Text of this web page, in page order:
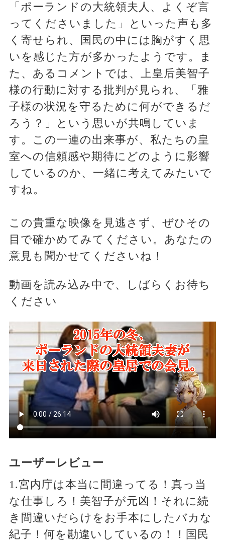
「ポーランドの大統領夫人、よくぞ言
ってくださいました」といった声も多
く寄せられ、国民の中には胸がすく思
いを感じた方が多かったようです。ま
た、あるコメントでは、上皇后美智子
様の行動に対する批判が見られ、「雅
子様の状況を守るために何ができるだ
ろう？」という思いが共鳴していま
す。この一連の出来事が、私たちの皇
室への信頼感や期待にどのように影響
しているのか、一緒に考えてみたいで
すね。
この貴重な映像を見逃さず、ぜひその
目で確かめてみてください。あなたの
意見も聞かせてくださいね！
動画を読み込み中で、しばらくお待ち
ください
ユーザーレビュー
1.宮内庁は本当に間違ってる！真っ当
な仕事しろ！美智子が元凶！それに続
き間違いだらけをお手本にしたバカな
紀子！何を勘違いしているの！！国民